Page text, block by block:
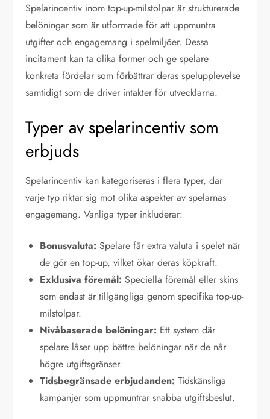
Spelarincentiv inom top-up-milstolpar är strukturerade
belöningar som är utformade för att uppmuntra
utgifter och engagemang i spelmiljöer. Dessa
incitament kan ta olika former och ge spelare
konkreta fördelar som förbättrar deras spelupplevelse
samtidigt som de driver intäkter för utvecklarna.
Typer av spelarincentiv som
erbjuds
Spelarincentiv kan kategoriseras i flera typer, där
varje typ riktar sig mot olika aspekter av spelarnas
engagemang. Vanliga typer inkluderar:
Bonusvaluta: Spelare får extra valuta i spelet när
de gör en top-up, vilket ökar deras köpkraft.
Exklusiva föremål: Speciella föremål eller skins
som endast är tillgängliga genom specifika top-up-
milstolpar.
Nivåbaserade belöningar: Ett system där
spelare låser upp bättre belöningar när de når
högre utgiftsgränser.
Tidsbegränsade erbjudanden: Tidskänsliga
kampanjer som uppmuntrar snabba utgiftsbeslut.